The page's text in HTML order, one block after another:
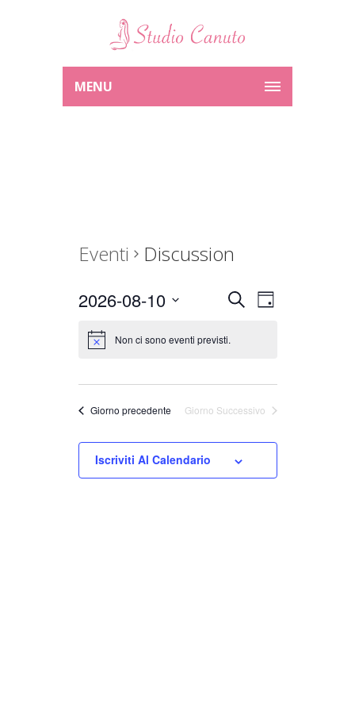
MENU
Eventi Discussion
Eventi
Ricerca
viste
CercaEvento
Day
2026-08-10
Seleziona
data.
Non ci sono eventi previsti.
Giorno precedente Giorno Successivo
Iscriviti Al Calendario